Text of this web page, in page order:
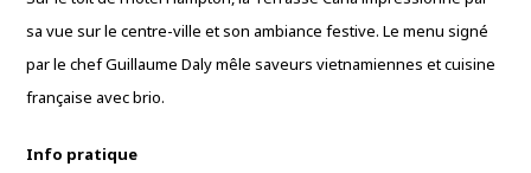
sa vue sur le centre-ville et son ambiance festive. Le menu signé
par le chef Guillaume Daly mêle saveurs vietnamiennes et cuisine
française avec brio.
Info pratique